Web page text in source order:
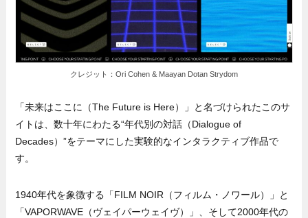
クレジット：Ori Cohen & Maayan Dotan Strydom
「未来はここに（The Future is Here）」と名づけられたこのサ
イトは、数十年にわたる“年代別の対話（Dialogue of
Decades）”をテーマにした実験的なインタラクティブ作品で
す。
1940年代を象徴する「FILM NOIR（フィルム・ノワール）」と
「VAPORWAVE（ヴェイパーウェイヴ）」、そして2000年代の